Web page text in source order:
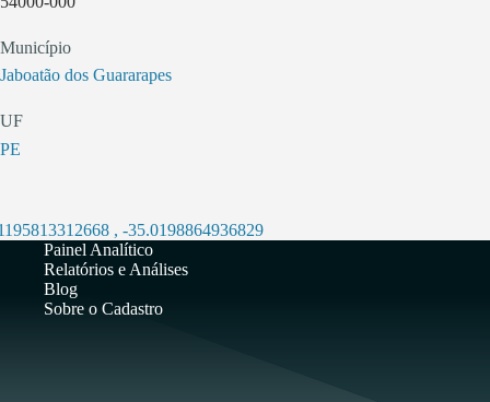
Município
Jaboatão dos Guararapes
UF
PE
, -35.0198864936829
Painel Analítico
Relatórios e Análises
Blog
Sobre o Cadastro